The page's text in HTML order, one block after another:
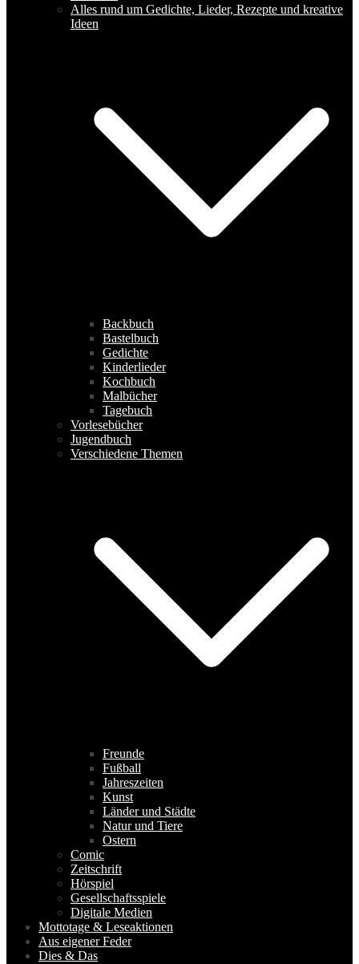
Alles rund um Gedichte, Lieder, Rezepte und kreative
Ideen
Backbuch
Bastelbuch
Gedichte
Kinderlieder
Kochbuch
Malbücher
Tagebuch
Vorlesebücher
Jugendbuch
Verschiedene Themen
Freunde
Fußball
Jahreszeiten
Kunst
Länder und Städte
Natur und Tiere
Ostern
Comic
Zeitschrift
Hörspiel
Gesellschaftsspiele
Digitale Medien
Mottotage & Leseaktionen
Aus eigener Feder
Dies & Das